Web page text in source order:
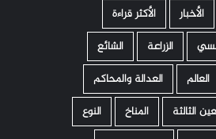
الأخبار
الأكثر قراءة
الزراعة
الشائع
العالم
العدالة والمحاكم
الثالثة المناخ
النوع